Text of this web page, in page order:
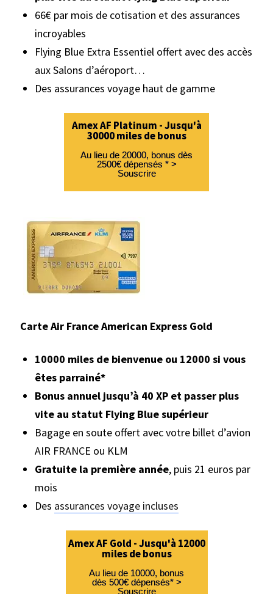
66€ par mois de cotisation et des assurances
incroyables
Flying Blue Extra Essentiel offert avec des accès
aux Salons d’aéroport…
Des assurances voyage haut de gamme
Amex AF Platinum - Jusqu'à
30000 miles de bonus
Au lieu de 20000, bonus dès
2500€ dépensés * >
Souscrire
Carte Air France American Express Gold
10000 miles de bienvenue ou 12000 si vous
êtes parrainé*
Bonus annuel jusqu’à 40 XP et passer plus
vite au statut Flying Blue supérieur
Bagage en soute offert avec votre billet d’avion
AIR FRANCE ou KLM
Gratuite la première année, puis 21 euros par
mois
Des assurances voyage incluses
Amex AF Gold - Jusqu'à 12000
miles de bonus
Au lieu de 10000, bonus
dès 500€ dépensés* >
Souscrire